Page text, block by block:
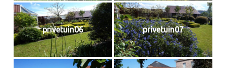
privetuin06 privetuin07